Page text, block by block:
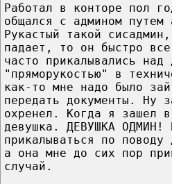
Работал в конторе пол
общался с админом путем
Рукастый такой
падает, то он быстро
часто прикалывались над
"пряморукостью" в
как-то мне надо было
передать документы. Ну
охренел. Когда я зашел
девушка. ДЕВУШКА ОДМИН!
прикалываться по
а она мне до сих пор
случай.